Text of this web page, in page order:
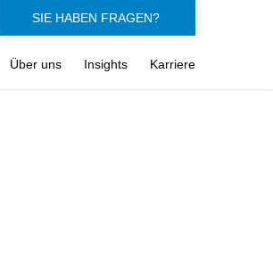
SIE HABEN FRAGEN?
Über uns Insights Karriere